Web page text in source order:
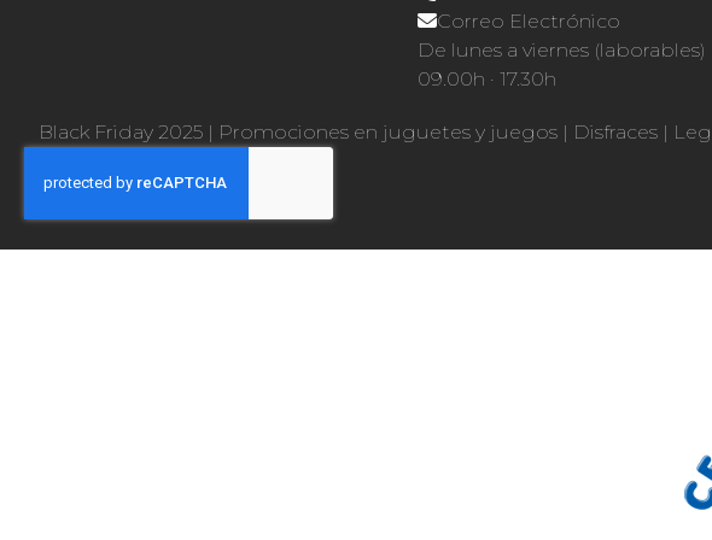
Correo Electrónico
De lunes a viernes (laborables)
09.00h · 17.30h
Black Friday 2025 | Promociones en juguetes y juegos | Disfraces |